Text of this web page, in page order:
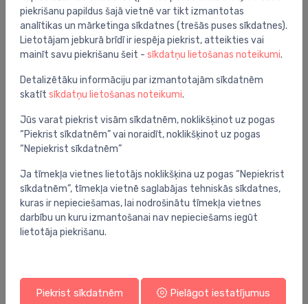
AMV 150 motors spied.balans.vārstiem,230 V
piekrišanu papildus šajā vietnē var tikt izmantotas
analītikas un mārketinga sīkdatnes (trešās puses sīkdatnes).
Lietotājam jebkurā brīdī ir iespēja piekrist, atteikties vai
mainīt savu piekrišanu šeit - sīkdatņu lietošanas noteikumi.
Detalizētāku informāciju par izmantotajām sīkdatnēm
skatīt sīkdatņu lietošanas noteikumi.
Jūs varat piekrist visām sīkdatnēm, noklikšķinot uz pogas
“Piekrist sīkdatnēm” vai noraidīt, noklikšķinot uz pogas
“Nepiekrist sīkdatnēm”
Ja tīmekļa vietnes lietotājs noklikšķina uz pogas “Nepiekrist
sīkdatnēm”, tīmekļa vietnē saglabājas tehniskās sīkdatnes,
kuras ir nepieciešamas, lai nodrošinātu tīmekļa vietnes
darbību un kuru izmantošanai nav nepieciešams iegūt
lietotāja piekrišanu.
Piekrist sīkdatnēm Pielāgot iestatījumus